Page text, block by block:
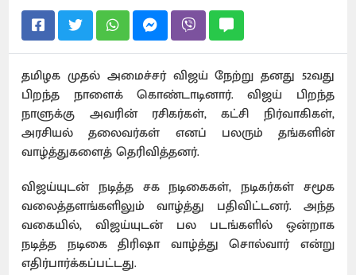
தமிழக முதல் அமைச்சர் விஜய் நேற்று தனது 52வது
பிறந்த நாளைக் கொண்டாடினார். விஜய் பிறந்த
நாளுக்கு அவரின் ரசிகர்கள், கட்சி நிர்வாகிகள்,
அரசியல் தலைவர்கள் எனப் பலரும் தங்களின்
வாழ்த்துகளைத் தெரிவித்தனர்.
விஜய்யுடன் நடித்த சக நடிகைகள், நடிகர்கள் சமூக
வலைத்தளங்களிலும் வாழ்த்து பதிவிட்டனர். அந்த
வகையில், விஜய்யுடன் பல படங்களில் ஒன்றாக
நடித்த நடிகை திரிஷா வாழ்த்து சொல்வார் என்று
எதிர்பார்க்கப்பட்டது.